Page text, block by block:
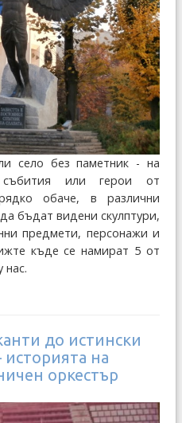
село без паметник - на
събития или герои от
обаче, в различни
бъдат видени скулптури,
предмети, персонажи и
къде се намират 5 от
нас.
до истински
на
оркестър